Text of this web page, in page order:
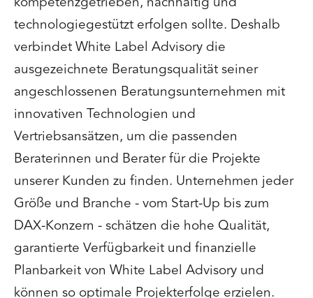
technologiegestützt erfolgen sollte. Deshalb
verbindet White Label Advisory die
ausgezeichnete Beratungsqualität seiner
angeschlossenen Beratungsunternehmen mit
innovativen Technologien und
Vertriebsansätzen, um die passenden
Beraterinnen und Berater für die Projekte
unserer Kunden zu finden. Unternehmen jeder
Größe und Branche - vom Start-Up bis zum
DAX-Konzern - schätzen die hohe Qualität,
garantierte Verfügbarkeit und finanzielle
Planbarkeit von White Label Advisory und
können so optimale Projekterfolge erzielen.